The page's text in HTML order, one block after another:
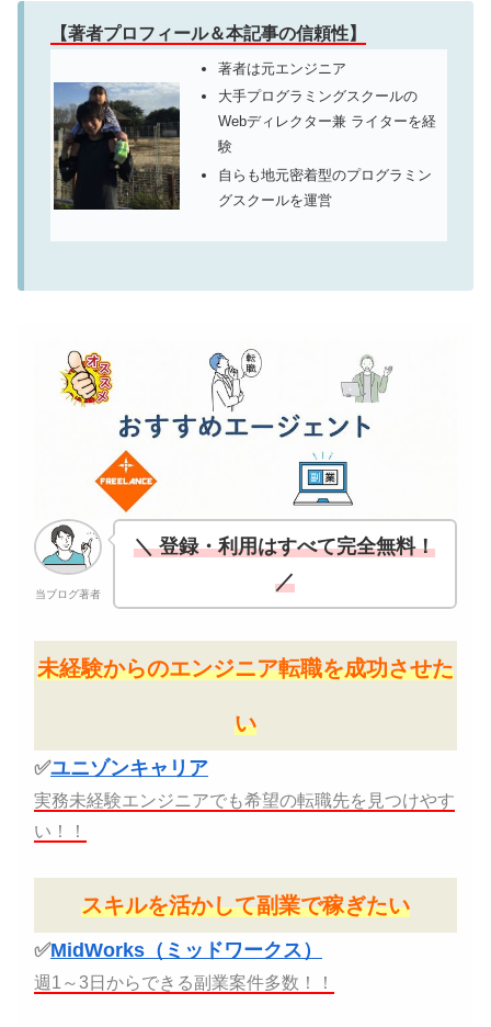
【著者プロフィール＆本記事の信頼性】
著者は元エンジニア
大手プログラミングスクールの
Webディレクター兼 ライターを経
験
自らも地元密着型のプログラミン
グスクールを運営
当ブログ著者
＼ 登録・利用はすべて完全無料！
／
未経験からのエンジニア転職を成功させた
い
✅ユニゾンキャリア
実務未経験エンジニアでも希望の転職先を見つけやす
い！！
スキルを活かして副業で稼ぎたい
✅MidWorks（ミッドワークス）
週1～3日からできる副業案件多数！！